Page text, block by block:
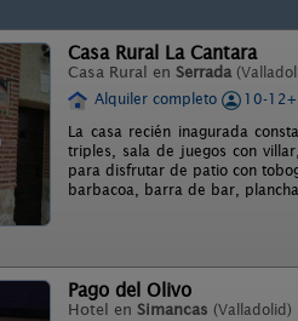
Casa Rural La Cantara
Casa Rural en Serrada
Alquiler completo
10-
La casa recién inagurada
triples, sala de juegos con
para disfrutar de patio con
barbacoa, barra de bar,
Pago del Olivo
Hotel en Simancas (Valladolid)